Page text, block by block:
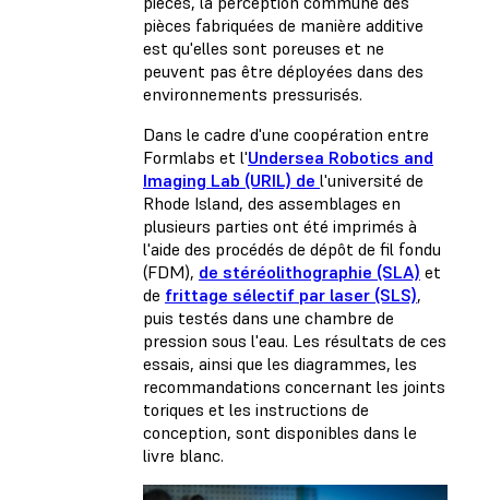
pièces fabriquées de manière additive
est qu'elles sont poreuses et ne
peuvent pas être déployées dans des
environnements pressurisés.
Dans le cadre d'une coopération entre
Formlabs et l'Undersea Robotics and
Imaging Lab (URIL) de l'université de
Rhode Island, des assemblages en
plusieurs parties ont été imprimés à
l'aide des procédés de dépôt de fil fondu
(FDM), de stéréolithographie (SLA) et
de frittage sélectif par laser (SLS),
puis testés dans une chambre de
pression sous l'eau. Les résultats de ces
essais, ainsi que les diagrammes, les
recommandations concernant les joints
toriques et les instructions de
conception, sont disponibles dans le
livre blanc.